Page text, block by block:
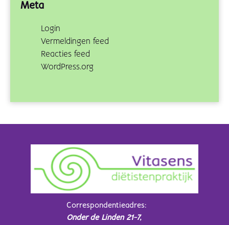
Meta
Login
Vermeldingen feed
Reacties feed
WordPress.org
Correspondentieadres:
Onder de Linden 21-7,